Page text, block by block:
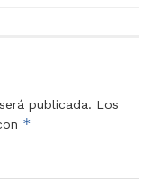
publicada. Los
*